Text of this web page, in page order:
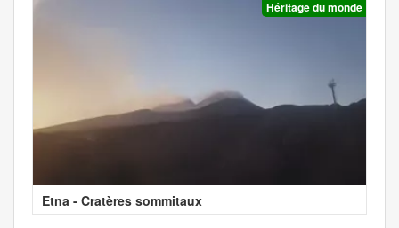
Héritage du monde
Etna - Cratères sommitaux